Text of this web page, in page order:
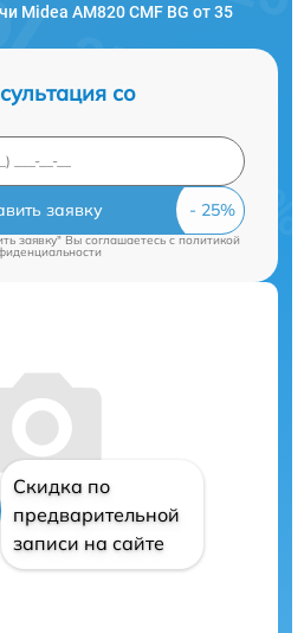
Midea AM820 CMF BG от 35
со
заявку
заявку" Вы соглашаетесь cполитикой
Скидка по
предварительной
записи на сайте